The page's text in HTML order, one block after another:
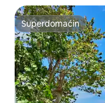
Superdomaćin
Superdomaćin